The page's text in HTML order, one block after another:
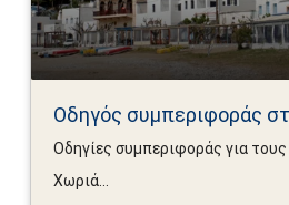
Οδηγός συμπεριφοράς
Οδηγίες συμπεριφοράς για
Χωριά...